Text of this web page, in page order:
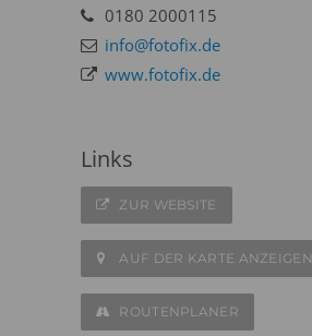
0180 2000115
info@fotofix.de
www.fotofix.de
Links
ZUR WEBSITE
AUF DER KARTE ANZEIGEN
ROUTENPLANER